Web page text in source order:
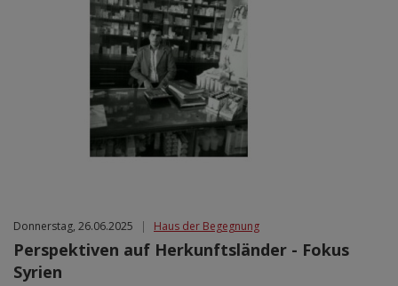
Donnerstag, 26.06.2025 | Haus der Begegnung
Perspektiven auf Herkunftsländer - Fokus
Syrien